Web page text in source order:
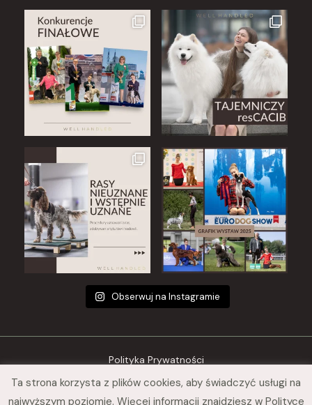
Obserwuj na Instagramie
Polityka Prywatności
Regulamin sklepu
Ta strona korzysta z plików cookies, aby świadczyć usługi na
najwyższym poziomie. Więcej informacji znajdziesz w Polityce